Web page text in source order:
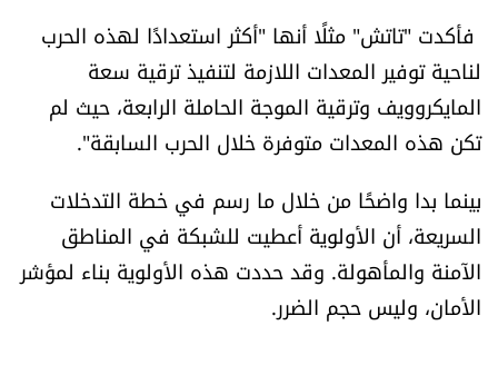
فأكدت "تاتش" مثلًا أنها "أكثر استعدادًا لهذه الحرب
لناحية توفير المعدات اللازمة لتنفيذ ترقية سعة
المايكروويف وترقية الموجة الحاملة الرابعة، حيث لم
تكن هذه المعدات متوفرة خلال الحرب السابقة".
بينما بدا واضحًا من خلال ما رسم في خطة التدخلات
السريعة، أن الأولوية أعطيت للشبكة في المناطق
الآمنة والمأهولة. وقد حددت هذه الأولوية بناء لمؤشر
الأمان، وليس حجم الضرر.